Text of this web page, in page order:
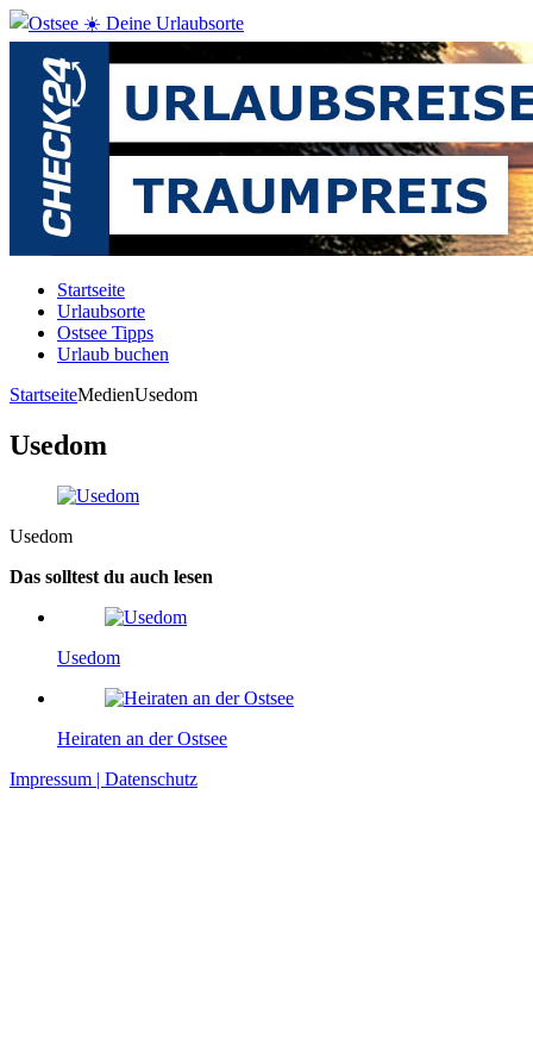
Startseite
Urlaubsorte
Ostsee Tipps
Urlaub buchen
StartseiteMedienUsedom
Usedom
Usedom
Das solltest du auch lesen
Usedom
Heiraten an der Ostsee
Impressum | Datenschutz